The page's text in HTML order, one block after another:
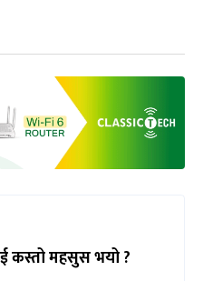
कस्तो महसुस भयो ?